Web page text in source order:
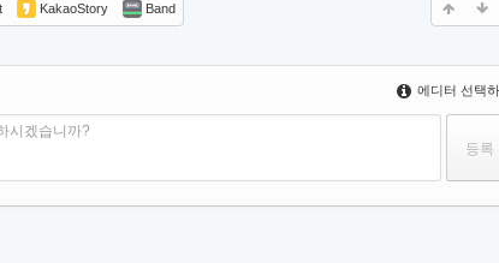
KakaoStory Band
에디터 선택
시겠습니까?